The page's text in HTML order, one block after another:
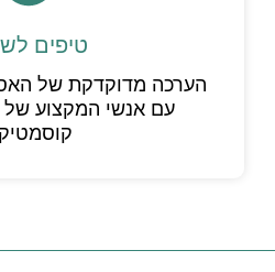
טיפים
הערכה מדוקדקת של
עם אנשי המקצוע